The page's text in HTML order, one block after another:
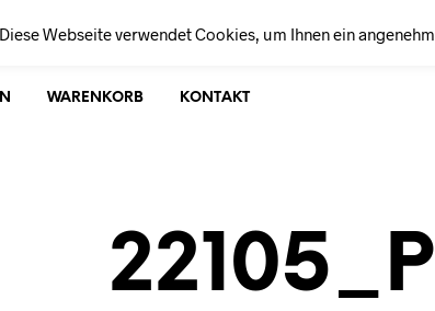
WARENKORB KONTAKT
Diese Webseite verwendet Cookies, um Ihnen ein